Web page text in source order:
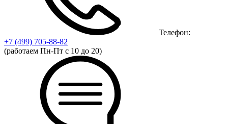
Телефон:
+7 (499) 705-88-82
(работаем Пн-Пт с 10 до 20)